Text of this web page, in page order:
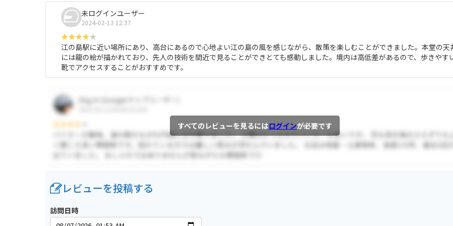
未ログインユーザー
2024-02-13 12:37
江の島駅に近い場所にあり、高台にあるので心地よい江の島の風を感じながら、散策を楽しむことができました。本堂の天
には龍の絵が描かれており、先人の技術を間近で見ることができとても感動しました。境内は高低差があるので、歩きやす
靴でアクセスすることがおすすめです。
すべてのレビューを見るにはログインが必要です
レビューを投稿する
訪問日時